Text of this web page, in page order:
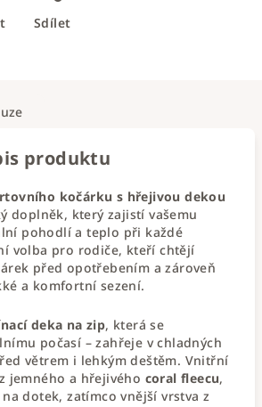
Sdílet
produktu
kočárku s hřejivou dekou
doplněk, který zajistí vašemu
pohodlí a teplo při každé
volba pro rodiče, kteří chtějí
před opotřebením a zároveň
a komfortní sezení.
deka na zip, která se
počasí – zahřeje v chladných
větrem i lehkým deštěm. Vnitřní
jemného a hřejivého coral fleecu,
dotek, zatímco vnější vrstva z